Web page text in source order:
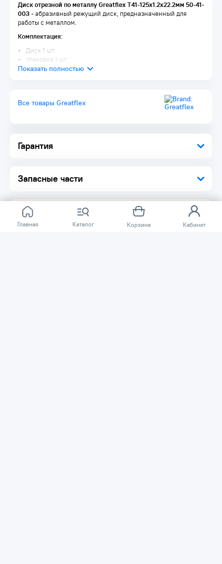
Главная Каталог Корзина Кабинет
Гарантия
Запасные части
Диск отрезной по металлу Greatflex Т41-125х1.2х22.2мм 50-41-
003 - абразивный режущий диск, предназначенный для
работы с металлом.
Комплектация:
Диск 1 шт.
Упаковка 1 шт.
Все товары Greatflex